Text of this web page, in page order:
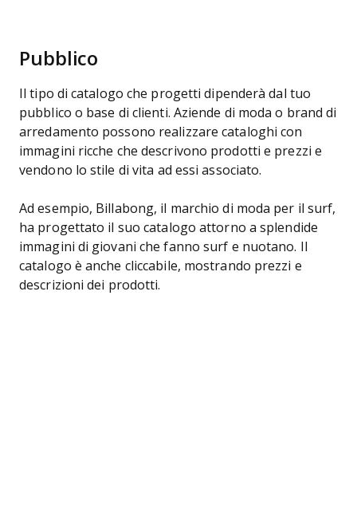
Pubblico
Il tipo di catalogo che progetti dipenderà dal tuo
pubblico o base di clienti. Aziende di moda o brand di
arredamento possono realizzare cataloghi con
immagini ricche che descrivono prodotti e prezzi e
vendono lo stile di vita ad essi associato.
Ad esempio, Billabong, il marchio di moda per il surf,
ha progettato il suo catalogo attorno a splendide
immagini di giovani che fanno surf e nuotano. Il
catalogo è anche cliccabile, mostrando prezzi e
descrizioni dei prodotti.